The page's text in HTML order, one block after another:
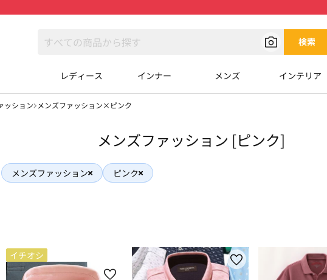
検索
レディース インナー メンズ インテリア
ッション メンズファッション×ピンク
メンズファッション [ピンク]
メンズファッション ピンク
イチオシ